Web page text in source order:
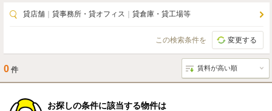
貸店舗 貸事務所・貸オフィス 貸倉庫・貸工場等
この検索条件を 変更する
0 件
お探しの条件に該当する物件は